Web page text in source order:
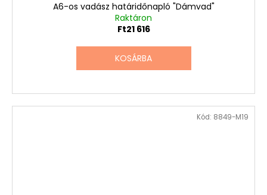
A6-os vadász határidőnapló "Dámvad"
Raktáron
Ft21 616
KOSÁRBA
Kód: 8849-M19